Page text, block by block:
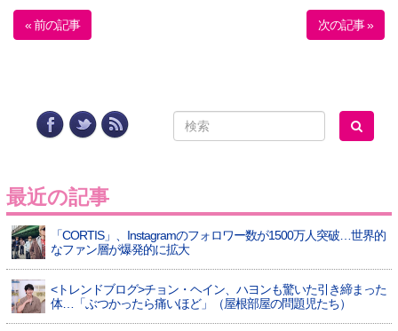
« 前の記事 次の記事 »
最近の記事
「CORTIS」、Instagramのフォロワー数が1500万人突破…世界的
なファン層が爆発的に拡大
<トレンドブログ>チョン・ヘイン、ハヨンも驚いた引き締まった
体…「ぶつかったら痛いほど」（屋根部屋の問題児たち）